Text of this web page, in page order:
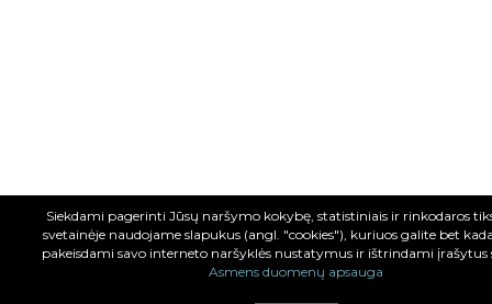
Siekdami pagerinti Jūsų naršymo kokybę, statistiniais ir rinkodaros
svetainėje naudojame slapukus (angl. "cookies"), kuriuos galite bet
pakeisdami savo interneto naršyklės nustatymus ir ištrindami įrašytus
Asmens duomenų apsauga